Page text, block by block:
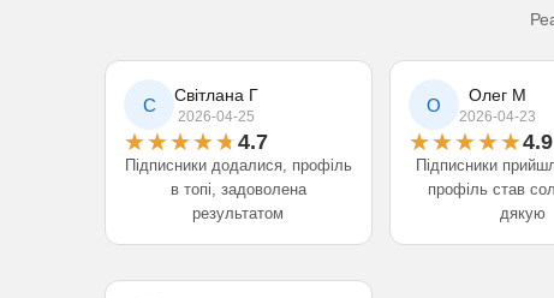
С Світлана Г
2026-04-25
4.7
Підписники додалися, профіль
в топі, задоволена
результатом
О Олег М
2026-04-23
4.9
Підписники
профіль став
дякую